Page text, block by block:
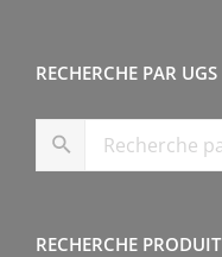
RECHERCHE PAR UGS
RECHERCHE PRODUIT